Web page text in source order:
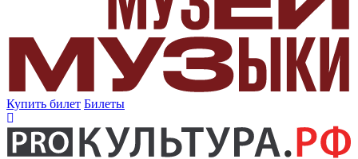
Купить билет Билеты